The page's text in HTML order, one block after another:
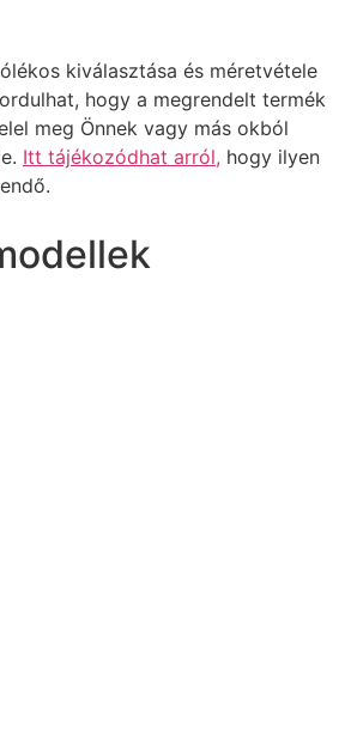
kiválasztása és méretvétele
hogy a megrendelt termék
meg Önnek vagy más okból
Itt tájékozódhat arról, hogy ilyen